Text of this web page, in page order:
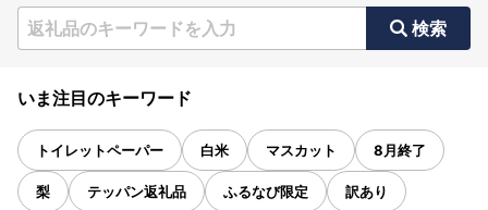
検索
いま注目のキーワード
トイレットペーパー 白米 マスカット 8月終了
梨 テッパン返礼品 ふるなび限定 訳あり